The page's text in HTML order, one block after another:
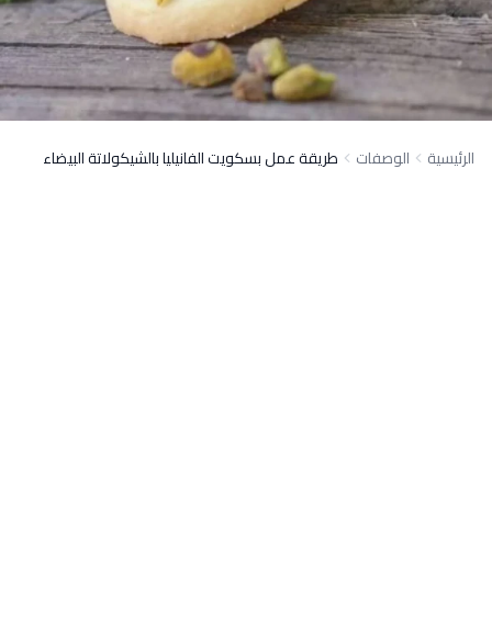
الرئيسية الوصفات طريقة عمل بسكويت الفانيليا بالشيكولاتة البيضاء